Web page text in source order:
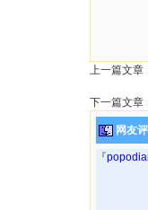
上一篇文章
下一篇文章
网友
『